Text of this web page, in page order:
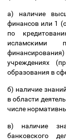
а) наличие
финансов или 1
по
исламскими
учреждениях
образования в
б) наличие
в области
числе
в) наличие
банковского